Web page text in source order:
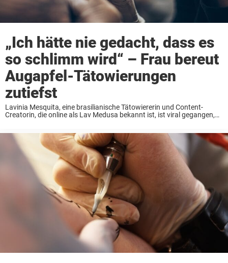
„Ich hätte nie gedacht, dass es
so schlimm wird“ – Frau bereut
Augapfel-Tätowierungen
zutiefst
Lavinia Mesquita, eine brasilianische Tätowiererin und Content-
Creatorin, die online als Lav Medusa bekannt ist, ist viral gegangen,
Influencerin ...